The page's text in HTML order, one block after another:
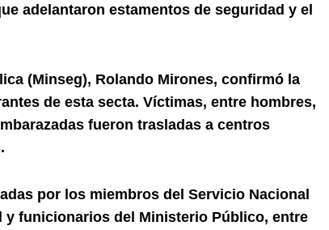
adelantaron estamentos de seguridad y el
(Minseg), Rolando Mirones, confirmó la
de esta secta. Víctimas, entre hombres,
fueron trasladas a centros
por los miembros del Servicio Nacional
y funicionarios del Ministerio Público, entre